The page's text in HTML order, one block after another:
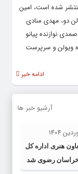
شده است، امین
دو، مهدی منادی
صمدی نوازنده پیانو
ویولن و سرپرست
ادامه خبر
آرشیو خبر ها
هنری اداره کل
خراسان رضوی شد